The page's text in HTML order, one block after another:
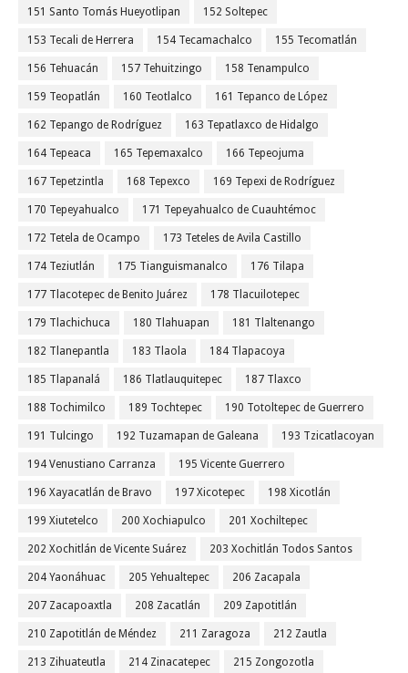
151 Santo Tomás Hueyotlipan 152 Soltepec
153 Tecali de Herrera 154 Tecamachalco 155 Tecomatlán
156 Tehuacán 157 Tehuitzingo 158 Tenampulco
159 Teopatlán 160 Teotlalco 161 Tepanco de López
162 Tepango de Rodríguez 163 Tepatlaxco de Hidalgo
164 Tepeaca 165 Tepemaxalco 166 Tepeojuma
167 Tepetzintla 168 Tepexco 169 Tepexi de Rodríguez
170 Tepeyahualco 171 Tepeyahualco de Cuauhtémoc
172 Tetela de Ocampo 173 Teteles de Avila Castillo
174 Teziutlán 175 Tianguismanalco 176 Tilapa
177 Tlacotepec de Benito Juárez 178 Tlacuilotepec
179 Tlachichuca 180 Tlahuapan 181 Tlaltenango
182 Tlanepantla 183 Tlaola 184 Tlapacoya
185 Tlapanalá 186 Tlatlauquitepec 187 Tlaxco
188 Tochimilco 189 Tochtepec 190 Totoltepec de Guerrero
191 Tulcingo 192 Tuzamapan de Galeana 193 Tzicatlacoyan
194 Venustiano Carranza 195 Vicente Guerrero
196 Xayacatlán de Bravo 197 Xicotepec 198 Xicotlán
199 Xiutetelco 200 Xochiapulco 201 Xochiltepec
202 Xochitlán de Vicente Suárez 203 Xochitlán Todos Santos
204 Yaonáhuac 205 Yehualtepec 206 Zacapala
207 Zacapoaxtla 208 Zacatlán 209 Zapotitlán
210 Zapotitlán de Méndez 211 Zaragoza 212 Zautla
213 Zihuateutla 214 Zinacatepec 215 Zongozotla